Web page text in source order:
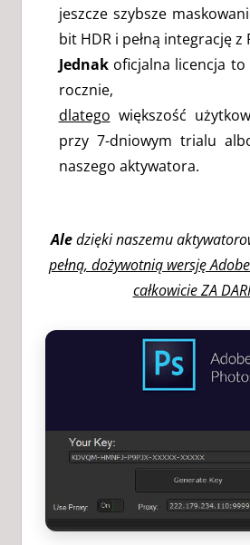
jeszcze szybsze
bit HDR i pełną integrację z
Jednakoficjalna licencja to
rocznie,
dlatego większość
przy 7-dniowym trialu
naszego aktywatora.
Aledzięki naszemu
pełną, dożywotnią wersję
całkowicie ZA